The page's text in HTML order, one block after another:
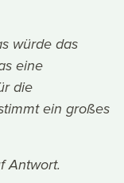
würde das
eine
die
ein großes
Antwort.